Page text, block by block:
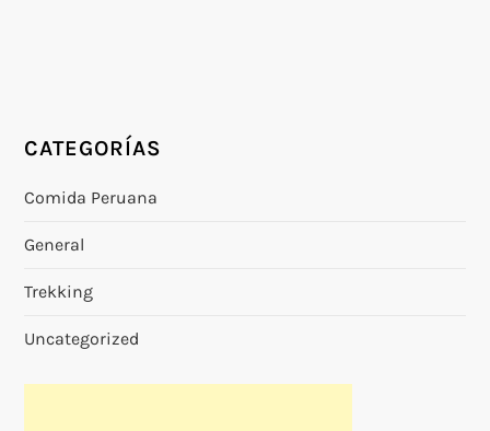
CATEGORÍAS
Comida Peruana
General
Trekking
Uncategorized